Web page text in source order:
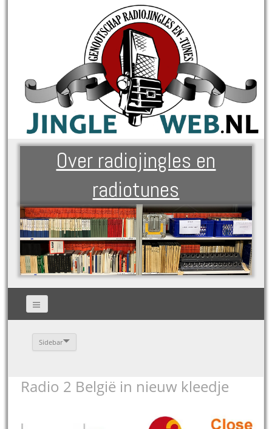
Over radiojingles en
radiotunes
Sidebar
Radio 2 België in nieuw kleedje